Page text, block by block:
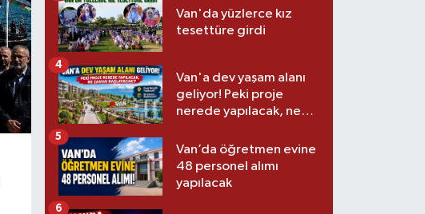
Van'da yüzlerce kız
tesettüre girdi
Van'a dev yaşam alanı
geliyor! Peki proje
nerede yapılacak, ne
4
Van’da öğretmen evine
48 personel alımı
yapılacak
5
6